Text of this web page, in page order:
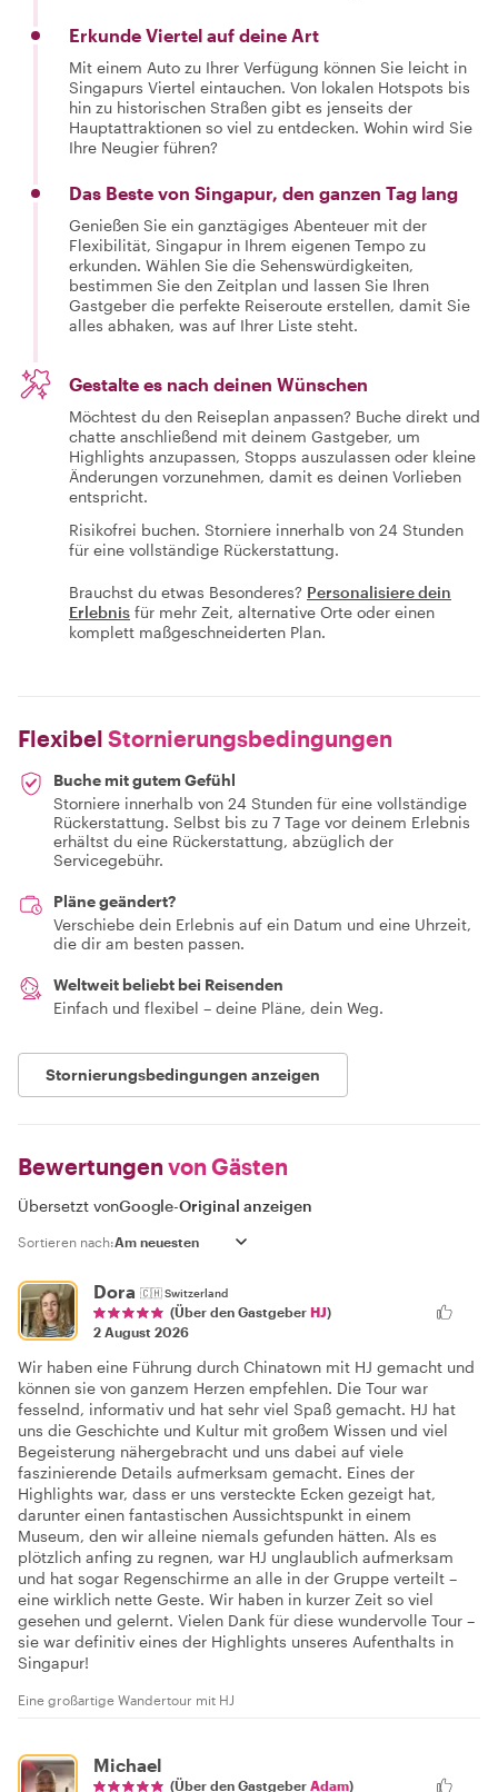
Erkunde Viertel auf deine Art
Mit einem Auto zu Ihrer Verfügung können Sie leicht in
Singapurs Viertel eintauchen. Von lokalen Hotspots bis
hin zu historischen Straßen gibt es jenseits der
Hauptattraktionen so viel zu entdecken. Wohin wird Sie
Ihre Neugier führen?
Das Beste von Singapur, den ganzen Tag lang
Genießen Sie ein ganztägiges Abenteuer mit der
Flexibilität, Singapur in Ihrem eigenen Tempo zu
erkunden. Wählen Sie die Sehenswürdigkeiten,
bestimmen Sie den Zeitplan und lassen Sie Ihren
Gastgeber die perfekte Reiseroute erstellen, damit Sie
alles abhaken, was auf Ihrer Liste steht.
Gestalte es nach deinen Wünschen
Möchtest du den Reiseplan anpassen? Buche direkt und
chatte anschließend mit deinem Gastgeber, um
Highlights anzupassen, Stopps auszulassen oder kleine
Änderungen vorzunehmen, damit es deinen Vorlieben
entspricht.
Risikofrei buchen. Storniere innerhalb von 24 Stunden
für eine vollständige Rückerstattung.
Brauchst du etwas Besonderes? Personalisiere dein
Erlebnis für mehr Zeit, alternative Orte oder einen
komplett maßgeschneiderten Plan.
Flexibel Stornierungsbedingungen
Buche mit gutem Gefühl
Storniere innerhalb von 24 Stunden für eine vollständige
Rückerstattung. Selbst bis zu 7 Tage vor deinem Erlebnis
erhältst du eine Rückerstattung, abzüglich der
Servicegebühr.
Pläne geändert?
Verschiebe dein Erlebnis auf ein Datum und eine Uhrzeit,
die dir am besten passen.
Weltweit beliebt bei Reisenden
Einfach und flexibel – deine Pläne, dein Weg.
Stornierungsbedingungen anzeigen
Bewertungen von Gästen
Übersetzt vonGoogle-Original anzeigen
Sortieren nach:
Dora 🇨🇭Switzerland
(Über den Gastgeber HJ)
2 August 2026
Wir haben eine Führung durch Chinatown mit HJ gemacht und
können sie von ganzem Herzen empfehlen. Die Tour war
fesselnd, informativ und hat sehr viel Spaß gemacht. HJ hat
uns die Geschichte und Kultur mit großem Wissen und viel
Begeisterung nähergebracht und uns dabei auf viele
faszinierende Details aufmerksam gemacht. Eines der
Highlights war, dass er uns versteckte Ecken gezeigt hat,
darunter einen fantastischen Aussichtspunkt in einem
Museum, den wir alleine niemals gefunden hätten. Als es
plötzlich anfing zu regnen, war HJ unglaublich aufmerksam
und hat sogar Regenschirme an alle in der Gruppe verteilt –
eine wirklich nette Geste. Wir haben in kurzer Zeit so viel
gesehen und gelernt. Vielen Dank für diese wundervolle Tour –
sie war definitiv eines der Highlights unseres Aufenthalts in
Singapur!
Eine großartige Wandertour mit HJ
Michael
(Über den Gastgeber Adam)